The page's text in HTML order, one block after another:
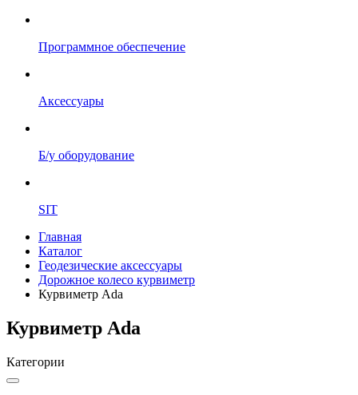
Программное обеспечение
Аксессуары
Б/у оборудование
SIT
Главная
Каталог
Геодезические аксессуары
Дорожное колесо курвиметр
Курвиметр Ada
Курвиметр Ada
Категории